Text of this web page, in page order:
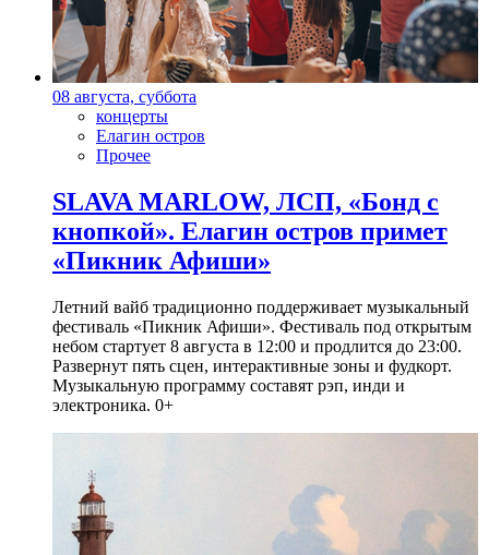
08 августа, суббота
концерты
Елагин остров
Прочее
SLAVA MARLOW, ЛСП, «Бонд с
кнопкой». Елагин остров примет
«Пикник Афиши»
Летний вайб традиционно поддерживает музыкальный
фестиваль «Пикник Афиши». Фестиваль под открытым
небом стартует 8 августа в 12:00 и продлится до 23:00.
Развернут пять сцен, интерактивные зоны и фудкорт.
Музыкальную программу составят рэп, инди и
электроника. 0+